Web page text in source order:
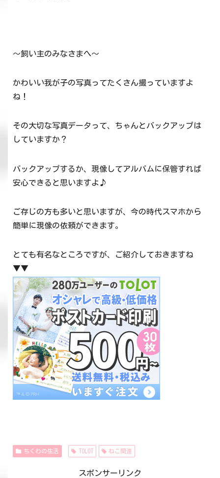
～飼い主のみなさまへ～
かわいい我が子の写真ってたくさん撮っていますよ
ね！
その大切な写真データって、ちゃんとバックアップは
していますか？
バックアップするか、現像してアルバムに保管すれば
安心できると思いますよ♪
ご存じの方も多いと思いますが、今の時代スマホから
簡単に現像の依頼ができます。
とても有名なところですが、ご紹介しておきますね
▼▼
ちくわの生活 TOLOT ねこ関連
スポンサーリンク